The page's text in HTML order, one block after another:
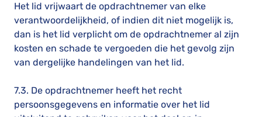
Het lid vrijwaart de opdrachtnemer van elke
verantwoordelijkheid, of indien dit niet mogelijk is,
dan is het lid verplicht om de opdrachtnemer al zijn
kosten en schade te vergoeden die het gevolg zijn
van dergelijke handelingen van het lid.
7.3. De opdrachtnemer heeft het recht
persoonsgegevens en informatie over het lid